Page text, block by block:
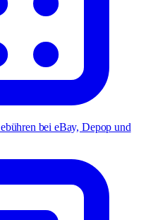
bei eBay, Depop und